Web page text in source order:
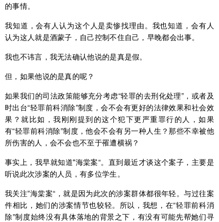
的事情。
我知道，会有人认为这个人是卖惨找理由。我也知道，会有人
认为这人就是酒蒙子，自己控制不住自己，早晚都会出事。
我也不讳言，我无法确认他说的是真是假。
但，如果他说的是真的呢？
如果我们的司法政策能够充分考虑“轻罪的去刑化处理”，或者及
时出台“轻罪前科消除”制度，会不会有更好的法律效果和社会效
果？就比如，我刚刚提到的这个犯下更严重罪行的人，如果
有“轻罪前科消除”制度，他会不会有另一种人生？那些不幸被他
所伤害的人，会不会也不至于罹遭横祸？
事实上，我早就知道"海棠案“。直到最近才谈这个案子，主要是
听说此次涉案的人员，有多位学生。
我关注”海棠案“，就是因为此次的涉案群体都很年轻。与过往案
件相比，她们的涉案情节也较轻。所以，我想，在“轻罪前科消
除”制度始终没有具体落地的背景之下，有没有可能先帮她们寻